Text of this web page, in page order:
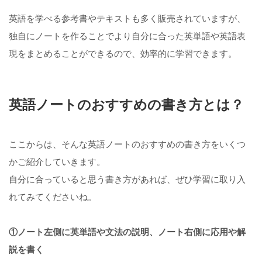
英語を学べる参考書やテキストも多く販売されていますが、
独自にノートを作ることでより自分に合った英単語や英語表
現をまとめることができるので、効率的に学習できます。
英語ノートのおすすめの書き方とは？
ここからは、そんな英語ノートのおすすめの書き方をいくつ
かご紹介していきます。
自分に合っていると思う書き方があれば、ぜひ学習に取り入
れてみてくださいね。
①ノート左側に英単語や文法の説明、ノート右側に応用や解
説を書く